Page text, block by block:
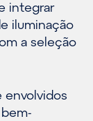
integrar
iluminação
a seleção
envolvidos